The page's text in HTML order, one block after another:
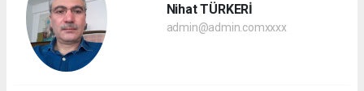
Nihat TÜRKERİ
admin@admin.comxxxx